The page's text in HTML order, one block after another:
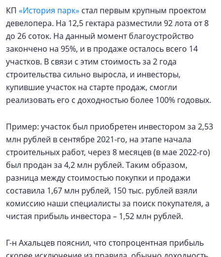
КП «История парк» стал первым крупным проектом
девелопера. На 12,5 гектара разместили 92 лота от 8
до 26 соток. На данный момент благоустройство
закончено на 95%, и в продаже осталось всего 14
участков. В связи с этим стоимость за 2 года
строительства сильно выросла, и инвесторы,
купившие участок на старте продаж, смогли
реализовать его с доходностью более 100% годовых.
Пример: участок был приобретен инвестором за 2,53
млн рублей в сентябре 2021-го, на этапе начала
строительных работ, через 8 месяцев (в мае 2022-го)
был продан за 4,2 млн рублей. Таким образом,
разница между стоимостью покупки и продажи
составила 1,67 млн рублей, 150 тыс. рублей взяли
комиссию наши специалисты за поиск покупателя, а
чистая прибыль инвестора – 1,52 млн рублей.
Г-н Ахальцев пояснил, что стопроцентная прибыль